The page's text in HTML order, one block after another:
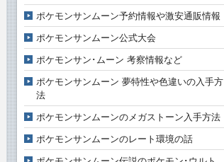
ポケモンサンムーン予約情報や激安通販情報
ポケモンサンムーン公式大会
ポケモンサン･ムーン 考察情報など
ポケモンサンムーン 夢特性や色違いの入手方
法
ポケモンサンムーンのメガストーン入手方法
ポケモンサンムーンのレート環境の話